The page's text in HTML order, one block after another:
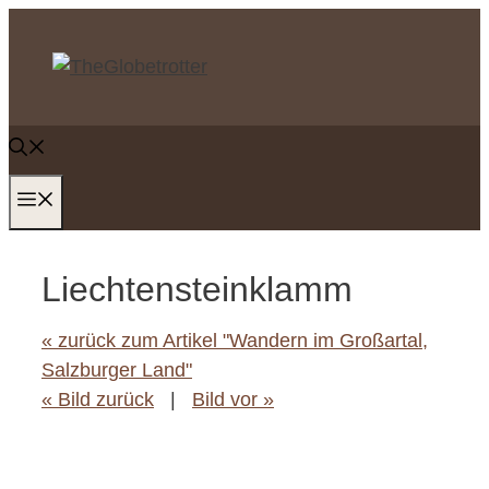
Inhalt
springen
Liechtensteinklamm
« zurück zum Artikel "Wandern im Großartal,
Salzburger Land"
« Bild zurück
Bild vor »